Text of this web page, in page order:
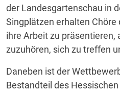
der Landesgartenschau in
Singplätzen erhalten Chöre
ihre Arbeit zu präsentieren,
zuzuhören, sich zu treffen
Daneben ist der
Bestandteil des